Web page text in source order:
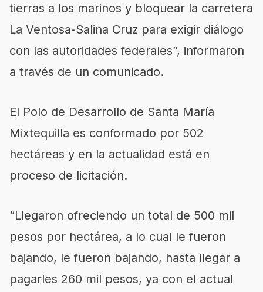
tierras a los marinos y bloquear la carretera
La Ventosa-Salina Cruz para exigir diálogo
con las autoridades federales”, informaron
a través de un comunicado.
El Polo de Desarrollo de Santa María
Mixtequilla es conformado por 502
hectáreas y en la actualidad está en
proceso de licitación.
“Llegaron ofreciendo un total de 500 mil
pesos por hectárea, a lo cual le fueron
bajando, le fueron bajando, hasta llegar a
pagarles 260 mil pesos, ya con el actual